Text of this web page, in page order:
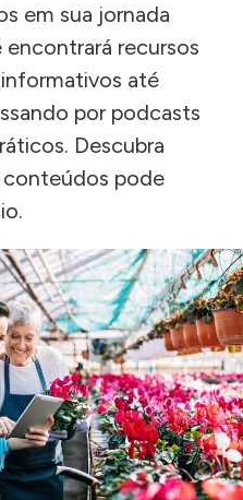
em sua jornada
encontrará recursos
até
por podcasts
Descubra
conteúdos pode